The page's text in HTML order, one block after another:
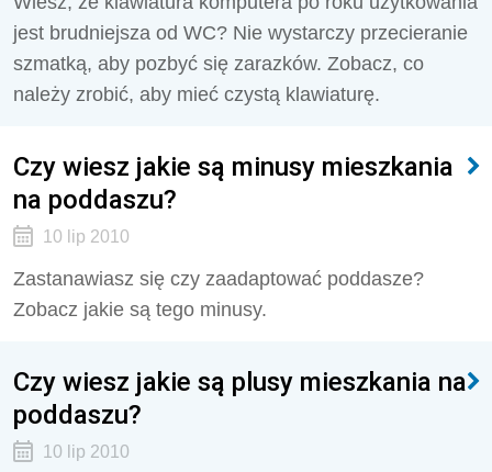
jest brudniejsza od WC? Nie wystarczy przecieranie
szmatką, aby pozbyć się zarazków. Zobacz, co
należy zrobić, aby mieć czystą klawiaturę.
Czy wiesz jakie są minusy mieszkania
na poddaszu?
10 lip 2010
Zastanawiasz się czy zaadaptować poddasze?
Zobacz jakie są tego minusy.
Czy wiesz jakie są plusy mieszkania na
poddaszu?
10 lip 2010